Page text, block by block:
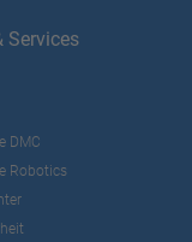
Services
DMC
Robotics